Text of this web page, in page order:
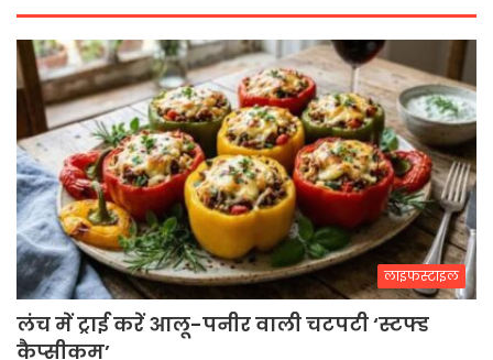
लाइफस्टाइल
लंच में ट्राई करें आलू-पनीर वाली चटपटी ‘स्टफ्ड
कैप्सीकम’